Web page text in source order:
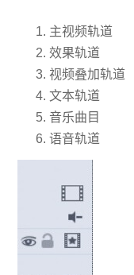
主视频轨道
效果轨道
视频叠加轨道
文本轨道
音乐曲目
语音轨道